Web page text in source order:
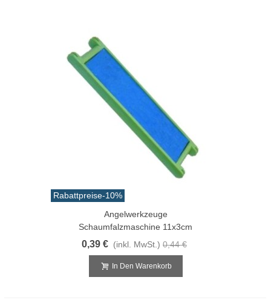
Rabattpreise-10%
Angelwerkzeuge
Schaumfalzmaschine 11x3cm
0,39 € (inkl. MwSt.) 0,44 €
In Den Warenkorb